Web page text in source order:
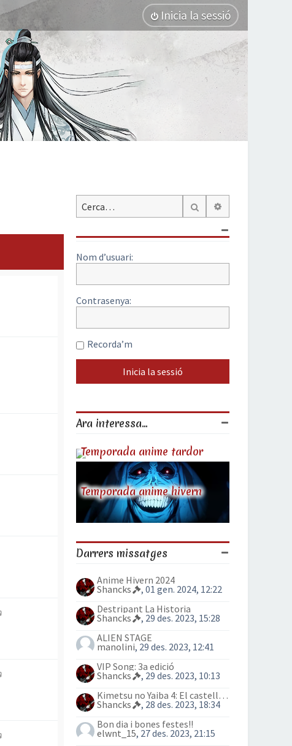
Inicia la sessió
Cerca
Nom d’usuari:
Contrasenya:
Recorda’m
Ara interessa...
Temporada anime tardor
Temporada anime hivern
Darrers missatges
Anime Hivern 2024
Shancks
, 01 gen. 2024, 12:22
Destripant La Historia
Shancks
, 29 des. 2023, 15:28
ALIEN STAGE
manolini, 29 des. 2023, 12:41
VIP Song: 3a edició
Shancks
, 29 des. 2023, 10:13
Kimetsu no Yaiba 4: El castell Infinit
Shancks
, 28 des. 2023, 18:34
Bon dia i bones festes!!
elwnt_15, 27 des. 2023, 21:15